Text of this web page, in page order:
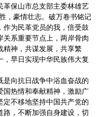
革保山市总支部主委林雄艺
，豪情壮志。破万卷书铭记
作为民革党员的我，倍受鼓
关系重要节点上，两岸骨肉
精神，共谋发展，共享繁
，早日实现中华民族伟大复
是向抗日战争中浴血奋战的
国热情和奉献精神，激励广
定不移地坚持中国共产党的
路，不断加强自身建设，切